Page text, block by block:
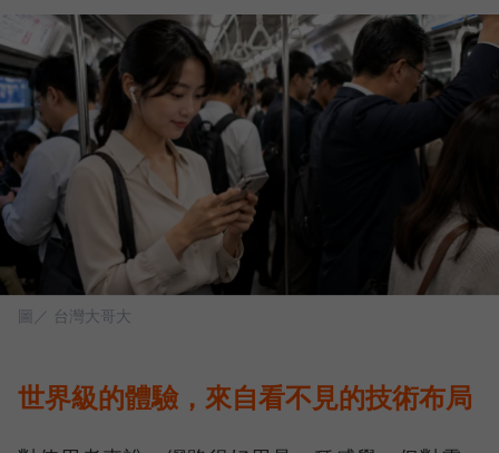
圖／ 台灣大哥大
世界級的體驗，來自看不見的技術布局